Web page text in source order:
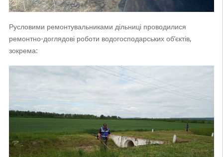
Русловими ремонтувальниками дільниці проводилися
ремонтно-доглядові роботи водогосподарських об’єктів,
зокрема: